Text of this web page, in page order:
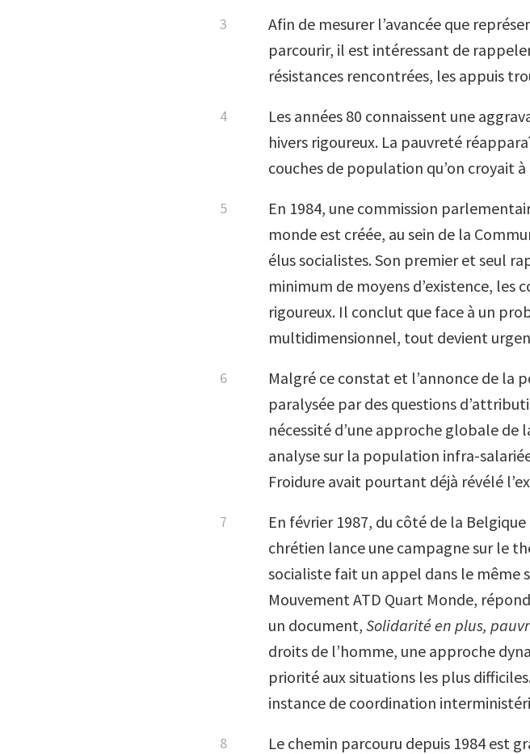
Afin de mesurer l’avancée que
parcourir, il est intéressant de
résistances rencontrées, les appuis
Les années 80 connaissent une
hivers rigoureux. La pauvreté
couches de population qu’on croyait à
En 1984, une commission
monde est créée, au sein de la
élus socialistes. Son premier et seul
minimum de moyens d’existence, les
rigoureux. Il conclut que face à un
multidimensionnel, tout devient
Malgré ce constat et l’annonce de la
paralysée par des questions
nécessité d’une approche globale de
analyse sur la population infra-
Froidure avait pourtant déjà révélé
En février 1987, du côté de la
chrétien lance une campagne sur le
socialiste fait un appel dans le même
Mouvement ATD Quart Monde,
un document, Solidarité en plus,
droits de l’homme, une approche
priorité aux situations les plus
instance de coordination
Le chemin parcouru depuis 1984 est